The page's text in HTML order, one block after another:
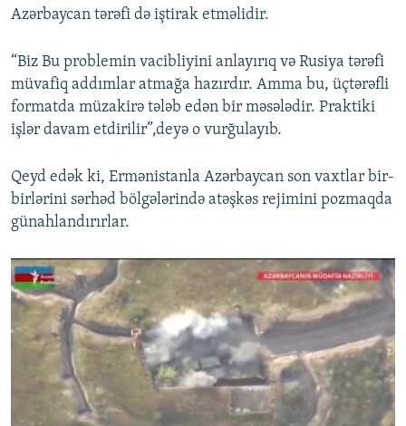
Azərbaycan tərəfi də iştirak etməlidir.
“Biz Bu problemin vacibliyini anlayırıq və Rusiya tərəfi
müvafiq addımlar atmağa hazırdır. Amma bu, üçtərəfli
formatda müzakirə tələb edən bir məsələdir. Praktiki
işlər davam etdirilir”,deyə o vurğulayıb.
Qeyd edək ki, Ermənistanla Azərbaycan son vaxtlar bir-
birlərini sərhəd bölgələrində atəşkəs rejimini pozmaqda
günahlandırırlar.